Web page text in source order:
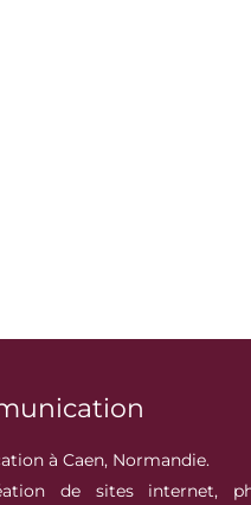
à Caen, Normandie.
de sites internet,